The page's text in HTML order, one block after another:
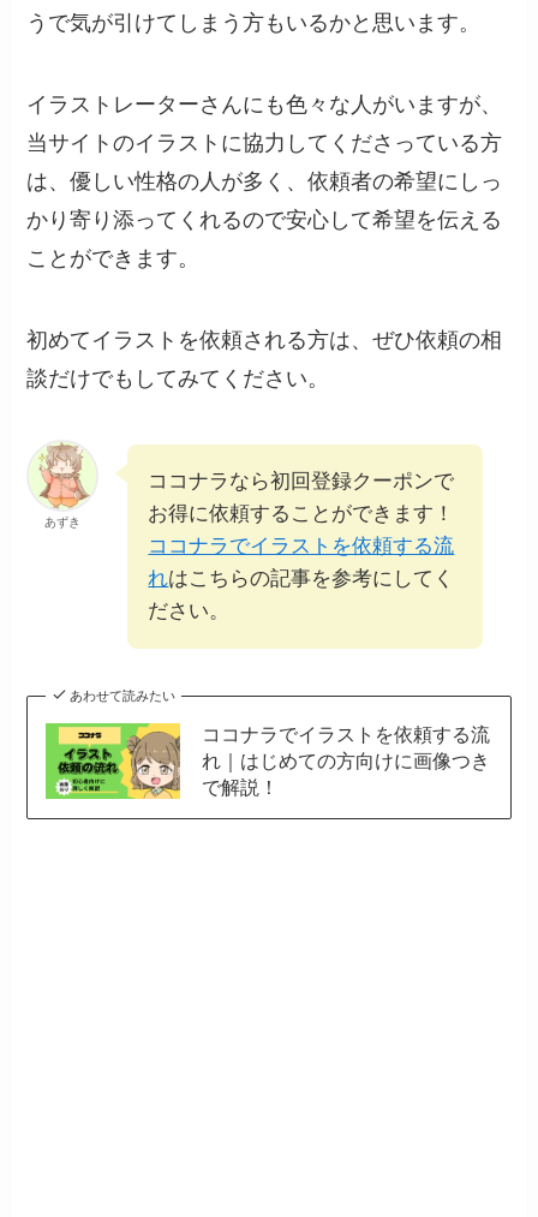
うで気が引けてしまう方もいるかと思います。
イラストレーターさんにも色々な人がいますが、
当サイトのイラストに協力してくださっている方
は、優しい性格の人が多く、依頼者の希望にしっ
かり寄り添ってくれるので安心して希望を伝える
ことができます。
初めてイラストを依頼される方は、ぜひ依頼の相
談だけでもしてみてください。
あずき
ココナラなら初回登録クーポンで
お得に依頼することができます！
ココナラでイラストを依頼する流
れはこちらの記事を参考にしてく
ださい。
あわせて読みたい
ココナラでイラストを依頼する流
れ｜はじめての方向けに画像つき
で解説！